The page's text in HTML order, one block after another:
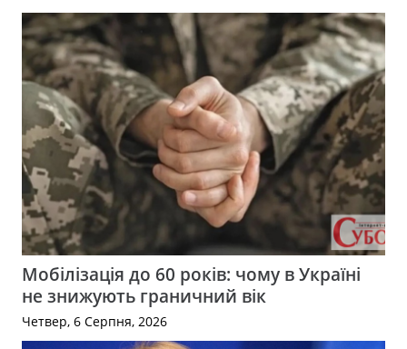
Мобілізація до 60 років: чому в Україні
не знижують граничний вік
Четвер, 6 Серпня, 2026